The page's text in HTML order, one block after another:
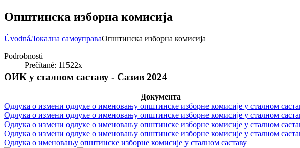
Општинска изборна комисија
ÚvodnáЛокална самоуправаОпштинска изборна комисија
Podrobnosti
Prečítané: 11522x
ОИК у сталном саставу - Сазив 2024
Документа
Одлука о измени одлуке о именовању општинске изборне комисије у сталном
Одлука о измени одлуке о именовању општинске изборне комисије у сталном
Одлука о измени одлуке о именовању општинске изборне комисије у сталном
Одлука о измени одлуке о именовању општинске изборне комисије у сталном
Одлука о именовању општинске изборне комисије у сталном саставу